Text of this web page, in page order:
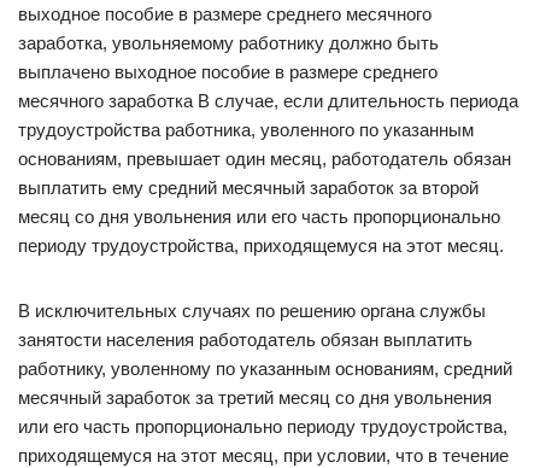
выходное пособие в размере среднего месячного
заработка, увольняемому работнику должно быть
выплачено выходное пособие в размере среднего
месячного заработка В случае, если длительность периода
трудоустройства работника, уволенного по указанным
основаниям, превышает один месяц, работодатель обязан
выплатить ему средний месячный заработок за второй
месяц со дня увольнения или его часть пропорционально
периоду трудоустройства, приходящемуся на этот месяц.
В исключительных случаях по решению органа службы
занятости населения работодатель обязан выплатить
работнику, уволенному по указанным основаниям, средний
месячный заработок за третий месяц со дня увольнения
или его часть пропорционально периоду трудоустройства,
приходящемуся на этот месяц, при условии, что в течение